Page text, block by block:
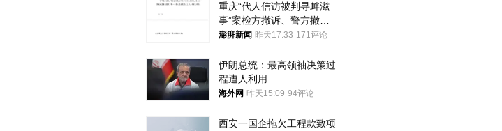
重庆“代人信访被判寻衅滋
事”案检方撤诉、警方撤
案，两被告人获国赔
澎湃新闻 昨天17:33 171评论
伊朗总统：最高领袖决策过
程遭人利用
海外网 昨天15:09 94评论
西安一国企拖欠工程款致项